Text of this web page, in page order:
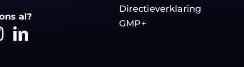
al?
Directieverklaring
GMP+